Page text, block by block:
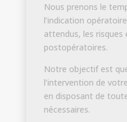
Nous prenons le
l’indication
attendus, les risques
postopératoires.
Notre objectif est
l’intervention de
en disposant de
nécessaires.